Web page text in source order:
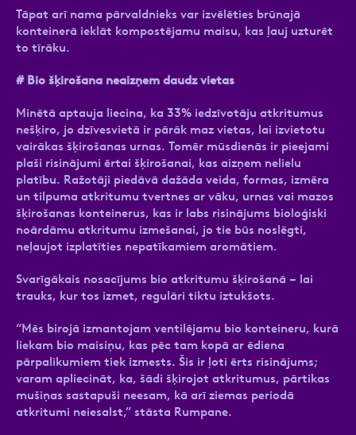
Tāpat arī nama pārvaldnieks var izvēlēties brūnajā
konteinerā ieklāt kompostējamu maisu, kas ļauj uzturēt
to tīrāku.
# Bio šķirošana neaizņem daudz vietas
Minētā aptauja liecina, ka 33% iedzīvotāju atkritumus
nešķiro, jo dzīvesvietā ir pārāk maz vietas, lai izvietotu
vairākas šķirošanas urnas. Tomēr mūsdienās ir pieejami
plaši risinājumi ērtai šķirošanai, kas aizņem nelielu
platību. Ražotāji piedāvā dažāda veida, formas, izmēra
un tilpuma atkritumu tvertnes ar vāku, urnas vai mazos
šķirošanas konteinerus, kas ir labs risinājums bioloģiski
noārdāmu atkritumu izmešanai, jo tie būs noslēgti,
neļaujot izplatīties nepatīkamiem aromātiem.
Svarīgākais nosacījums bio atkritumu šķirošanā – lai
trauks, kur tos izmet, regulāri tiktu iztukšots.
“Mēs birojā izmantojam ventilējamu bio konteineru, kurā
liekam bio maisiņu, kas pēc tam kopā ar ēdiena
pārpalikumiem tiek izmests. Šis ir ļoti ērts risinājums;
varam apliecināt, ka, šādi šķirojot atkritumus, pārtikas
mušiņas sastapuši neesam, kā arī ziemas periodā
atkritumi neiesalst,” stāsta Rumpane.